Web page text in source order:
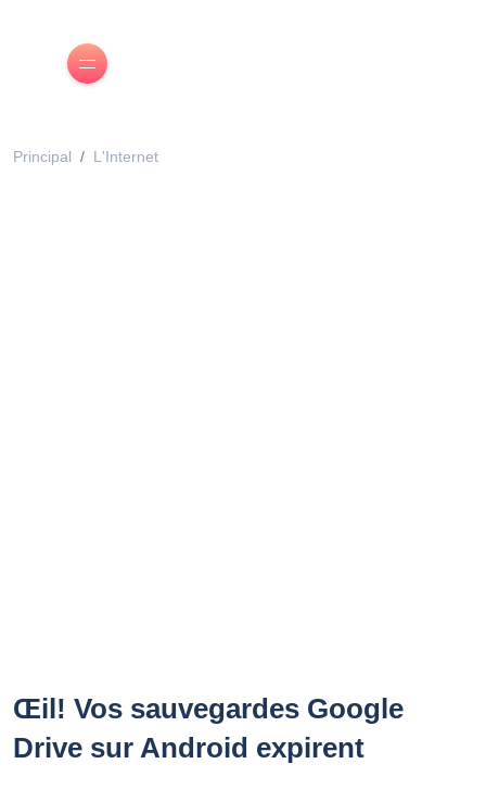
Principal L'Internet
Œil! Vos sauvegardes Google
Drive sur Android expirent